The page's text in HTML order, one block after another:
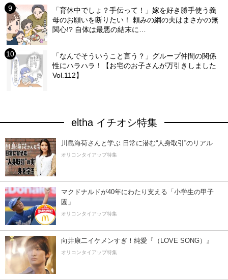
「育休中でしょ？手伝って！」嫁を好き勝手使う義
母のお願いを断りたい！ 頼みの綱の夫はまさかの無
関心!? 自体は最悪の結末に…
「なんでそういうこと言う？」グループ仲間の関係
性にハラハラ！【お宅のお子さんが万引きしました
Vol.112】
eltha イチオシ特集
川島海荷さんと学ぶ 日常に潜む“人身取引”のリアル
オリコンタイアップ特集
マクドナルドが40年にわたり支える「小学生の甲子
園」
オリコンタイアップ特集
向井康二イケメンすぎ！純愛『（LOVE SONG）』
オリコンタイアップ特集